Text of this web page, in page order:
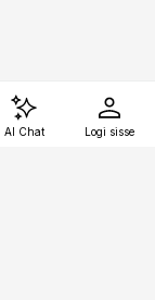
AI Chat Logi sisse